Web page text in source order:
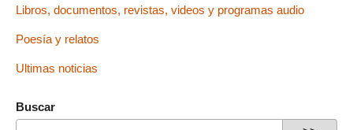
Libros, documentos, revistas, videos y programas audio
Poesía y relatos
Ultimas noticias
Buscar